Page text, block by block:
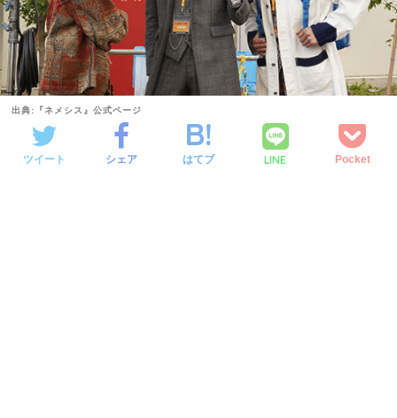
出典:『ネメシス』公式ページ
ツイート シェア はてブ LINE Pocket